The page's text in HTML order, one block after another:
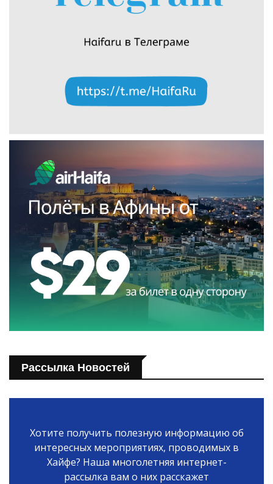
Рассылка Новостей
Хотите получить полезную информацию об
интересных мероприятиях, проводимых в
Хайфе? Наша многолетняя интернет-
рассылка вам о них расскажет